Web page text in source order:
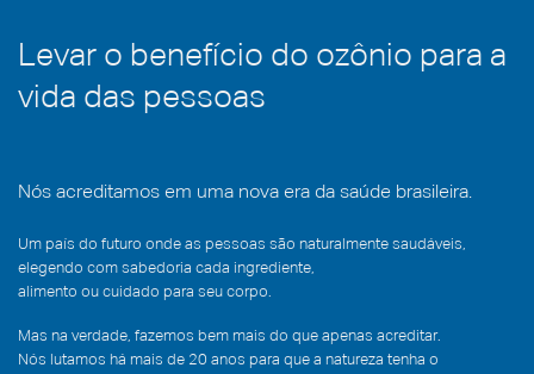
Levar o benefício do ozônio para a
vida das pessoas
Nós acreditamos em uma nova era da saúde brasileira.
Um país do futuro onde as pessoas são naturalmente saudáveis,
elegendo com sabedoria cada ingrediente,
alimento ou cuidado para seu corpo.
Mas na verdade, fazemos bem mais do que apenas acreditar.
Nós lutamos há mais de 20 anos para que a natureza tenha o